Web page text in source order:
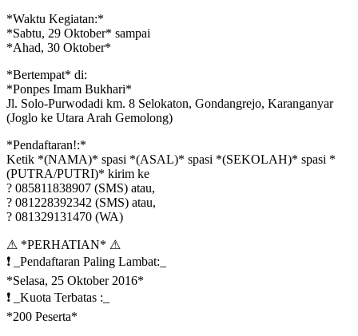
*Waktu Kegiatan:*
*Sabtu, 29 Oktober* sampai
*Ahad, 30 Oktober*
*Bertempat* di:
*Ponpes Imam Bukhari*
Jl. Solo-Purwodadi km. 8 Selokaton, Gondangrejo, Karanganyar
(Joglo ke Utara Arah Gemolong)
*Pendaftaran!:*
Ketik *(NAMA)* spasi *(ASAL)* spasi *(SEKOLAH)* spasi *
(PUTRA/PUTRI)* kirim ke
? 085811838907 (SMS) atau,
? 081228392342 (SMS) atau,
? 081329131470 (WA)
⚠ *PERHATIAN* ⚠
❗ _Pendaftaran Paling Lambat:_
*Selasa, 25 Oktober 2016*
❗ _Kuota Terbatas :_
*200 Peserta*